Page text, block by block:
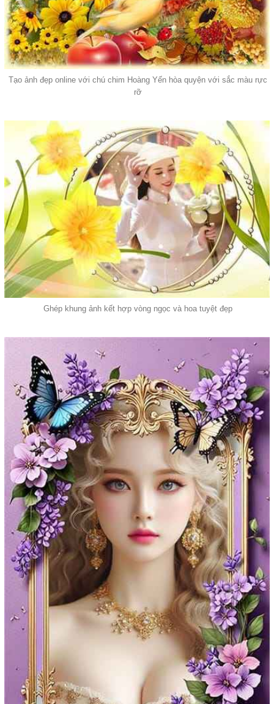
Tạo ảnh đẹp online với chú chim Hoàng Yến hòa quyện với sắc màu rực
rỡ
Ghép khung ảnh kết hợp vòng ngọc và hoa tuyệt đẹp